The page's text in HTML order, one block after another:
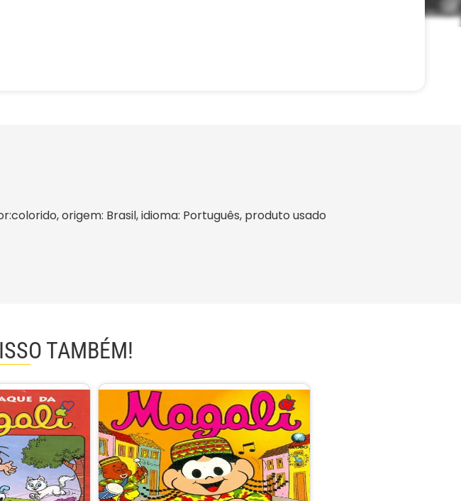
origem: Brasil, idioma: Português, produto usado
TAMBÉM!